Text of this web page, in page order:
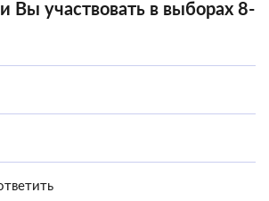
Вы участвовать в выборах 8-